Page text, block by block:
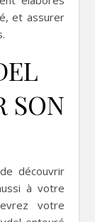
et assurer
SON
découvrir
à votre
votre